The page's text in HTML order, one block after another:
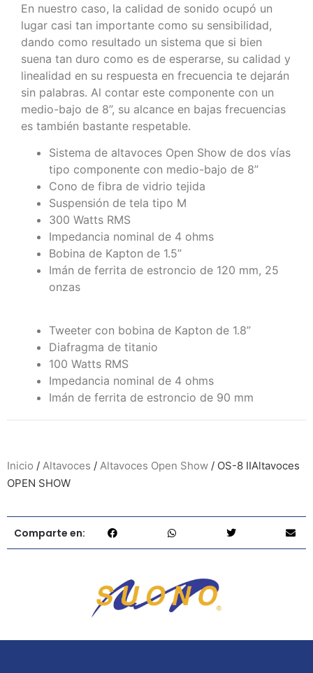
En nuestro caso, la calidad de sonido ocupó un
lugar casi tan importante como su sensibilidad,
dando como resultado un sistema que si bien
suena tan duro como es de esperarse, su calidad y
linealidad en su respuesta en frecuencia te dejarán
sin palabras. Al contar este componente con un
medio-bajo de 8”, su alcance en bajas frecuencias
es también bastante respetable.
Sistema de altavoces Open Show de dos vías
tipo componente con medio-bajo de 8”
Cono de fibra de vidrio tejida
Suspensión de tela tipo M
300 Watts RMS
Impedancia nominal de 4 ohms
Bobina de Kapton de 1.5”
Imán de ferrita de estroncio de 120 mm, 25
onzas
Tweeter con bobina de Kapton de 1.8”
Diafragma de titanio
100 Watts RMS
Impedancia nominal de 4 ohms
Imán de ferrita de estroncio de 90 mm
Inicio / Altavoces / Altavoces Open Show / OS-8 IIAltavoces
OPEN SHOW
Comparte en: